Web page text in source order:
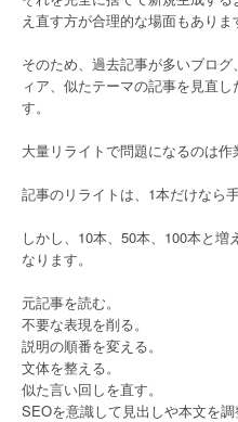
え直す方が合理的な場面もありま
そのため、過去記事が多いブロ
ィア、似たテーマの記事を見直
す。
大量リライトで問題になるのは作
記事のリライトは、1本だけなら
しかし、10本、50本、100本と増
なります。
元記事を読む。
不要な表現を削る。
説明の順番を変える。
文体を整える。
似た言い回しを直す。
SEOを意識して見出しや本文を調